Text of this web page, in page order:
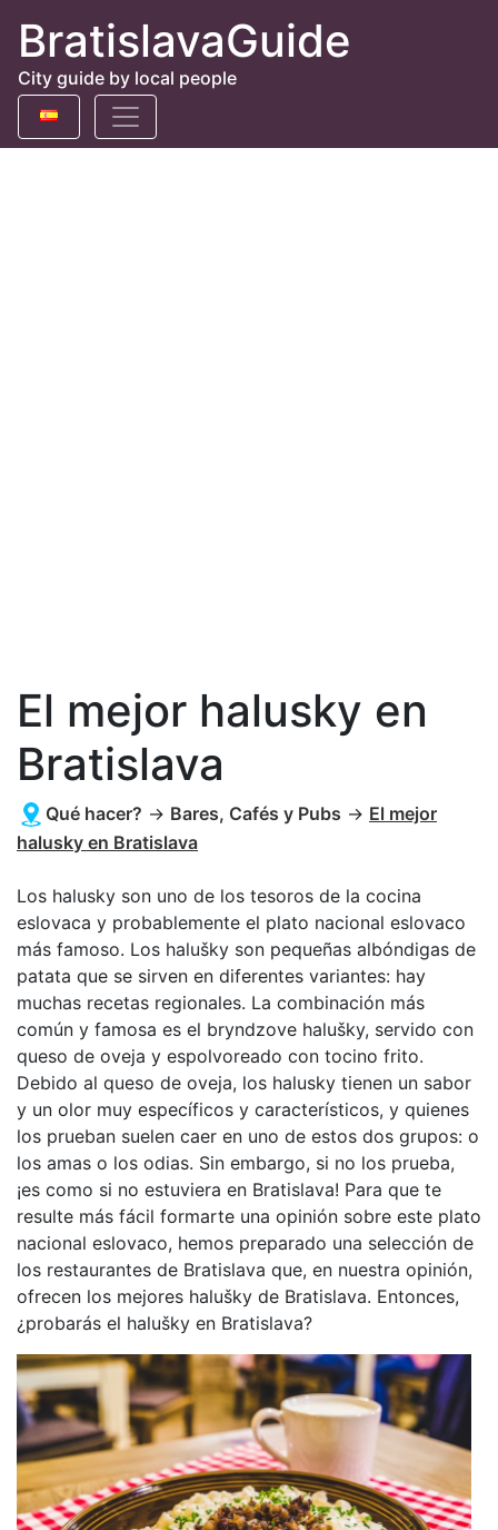
BratislavaGuide
City guide by local people
El mejor halusky en
Bratislava
Qué hacer? → Bares, Cafés y Pubs → El mejor
halusky en Bratislava
Los halusky son uno de los tesoros de la cocina
eslovaca y probablemente el plato nacional eslovaco
más famoso. Los halušky son pequeñas albóndigas de
patata que se sirven en diferentes variantes: hay
muchas recetas regionales. La combinación más
común y famosa es el bryndzove halušky, servido con
queso de oveja y espolvoreado con tocino frito.
Debido al queso de oveja, los halusky tienen un sabor
y un olor muy específicos y característicos, y quienes
los prueban suelen caer en uno de estos dos grupos: o
los amas o los odias. Sin embargo, si no los prueba,
¡es como si no estuviera en Bratislava! Para que te
resulte más fácil formarte una opinión sobre este plato
nacional eslovaco, hemos preparado una selección de
los restaurantes de Bratislava que, en nuestra opinión,
ofrecen los mejores halušky de Bratislava. Entonces,
¿probarás el halušky en Bratislava?